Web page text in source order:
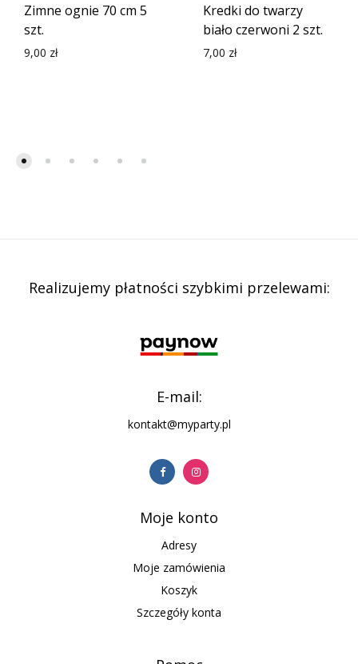
Zimne ognie 70 cm 5
szt.
9,00 zł
Kredki do twarzy
biało czerwoni 2 szt.
7,00 zł
Realizujemy płatności szybkimi przelewami:
E-mail:
kontakt@myparty.pl
Moje konto
Adresy
Moje zamówienia
Koszyk
Szczegóły konta